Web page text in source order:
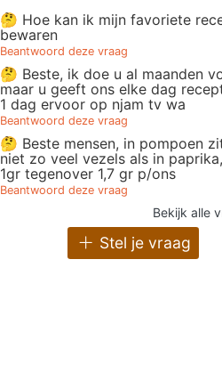
🤔 Hoe kan ik mijn favoriete
bewaren
Beantwoord deze vraag
🤔 Beste, ik doe u al maanden
maar u geeft ons elke dag
1 dag ervoor op njam tv wa
Beantwoord deze vraag
🤔 Beste mensen, in pompoen
niet zo veel vezels als in
1gr tegenover 1,7 gr p/ons
Beantwoord deze vraag
Bekijk alle
Stel je vraag